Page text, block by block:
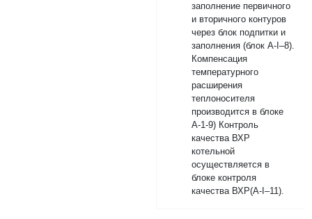
заполнение первичного
и вторичного контуров
через блок подпитки и
заполнения (блок А-I–8).
Компенсация
температурного
расширения
теплоносителя
производится в блоке
А-1-9) Контроль
качества ВХР
котельной
осуществляется в
блоке контроля
качества ВХР(А-I–11).